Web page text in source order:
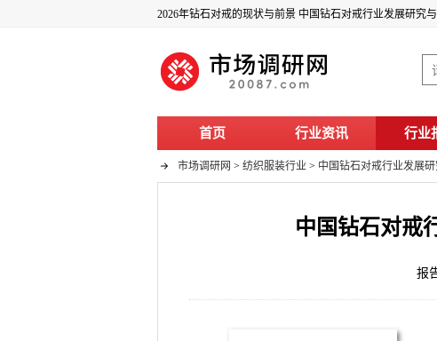
2026年钻石对戒的现状与前景 中国钻石对戒行业发展研究与
首页 行业资讯 行业
市场调研网 > 纺织服装行业 > 中国钻石对戒行业发展研
中国钻石对戒
报